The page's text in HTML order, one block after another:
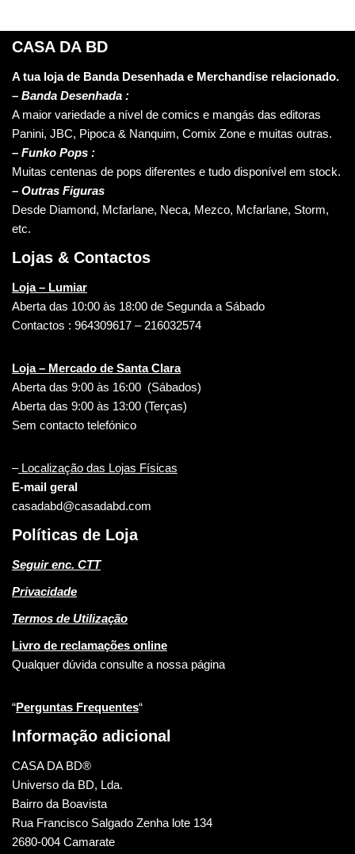
CASA DA BD
A tua loja de Banda Desenhada e Merchandise relacionado.
– Banda Desenhada :
A maior variedade a nível de comics e mangás das editoras
Panini, JBC, Pipoca & Nanquim, Comix Zone e muitas outras.
– Funko Pops :
Muitas centenas de pops diferentes e tudo disponível em stock.
– Outras Figuras
Desde Diamond, Mcfarlane, Neca, Mezco, Mcfarlane, Storm,
etc.
Lojas & Contactos
Loja – Lumiar
Aberta das 10:00 às 18:00 de Segunda a Sábado
Contactos : 964309617 – 216032574
Loja – Mercado de Santa Clara
Aberta das 9:00 às 16:00 (Sábados)
Aberta das 9:00 às 13:00 (Terças)
Sem contacto telefónico
–Localização das Lojas Físicas
E-mail geral
casadabd@casadabd.com
Políticas de Loja
Seguir enc. CTT
Privacidade
Termos de Utilização
Livro de reclamações online
Qualquer dúvida consulte a nossa página
“Perguntas Frequentes“
Informação adicional
CASA DA BD®
Universo da BD, Lda.
Bairro da Boavista
Rua Francisco Salgado Zenha lote 134
2680-004 Camarate